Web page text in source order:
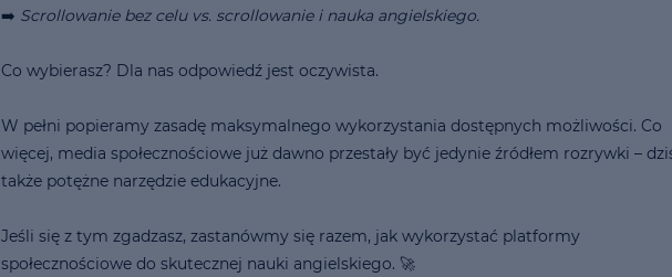
➡️ Scrollowanie bez celu vs. scrollowanie i nauka angielskiego.
Co wybierasz? Dla nas odpowiedź jest oczywista.
W pełni popieramy zasadę maksymalnego wykorzystania dostępnych możliwości. Co
więcej, media społecznościowe już dawno przestały być jedynie źródłem rozrywki –
także potężne narzędzie edukacyjne.
Jeśli się z tym zgadzasz, zastanówmy się razem, jak wykorzystać platformy
społecznościowe do skutecznej nauki angielskiego. 🚀